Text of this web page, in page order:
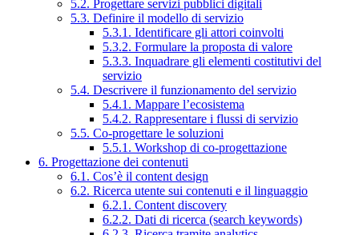
5.2. Progettare servizi pubblici digitali
5.3. Definire il modello di servizio
5.3.1. Identificare gli attori coinvolti
5.3.2. Formulare la proposta di valore
5.3.3. Inquadrare gli elementi costitutivi del
servizio
5.4. Descrivere il funzionamento del servizio
5.4.1. Mappare l’ecosistema
5.4.2. Rappresentare i flussi di servizio
5.5. Co-progettare le soluzioni
5.5.1. Workshop di co-progettazione
6. Progettazione dei contenuti
6.1. Cos’è il content design
6.2. Ricerca utente sui contenuti e il linguaggio
6.2.1. Content discovery
6.2.2. Dati di ricerca (search keywords)